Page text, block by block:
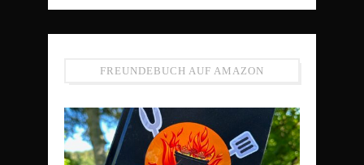
FREUNDEBUCH AUF AMAZON